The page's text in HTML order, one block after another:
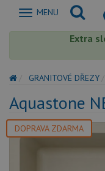
Zobrazit
MENU
Extra
GRANITOVÉ DŘEZY
Aquastone
DOPRAVA ZDARMA